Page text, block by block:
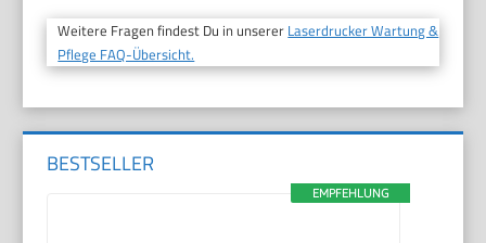
Weitere Fragen findest Du in unserer Laserdrucker Wartung &
Pflege FAQ-Übersicht.
BESTSELLER
EMPFEHLUNG